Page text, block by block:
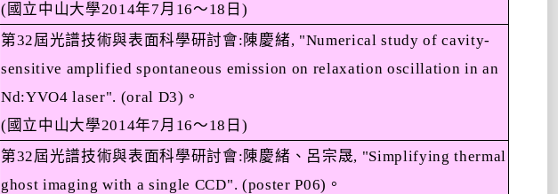
( 國立中山大學2014年7月 16～18 日 )
第32屆光譜技術與表面科學研討會: 陳慶緒, "Numerical study of cavity-
sensitive amplified spontaneous emission on relaxation oscillation in an
Nd:YVO4 laser". (oral D3) 。
( 國立中山大學2014年7月 16～18 日 )
第32屆光譜技術與表面科學研討會: 陳慶緒、呂宗晟, "Simplifying thermal
ghost imaging with a single CCD". (poster P06) 。